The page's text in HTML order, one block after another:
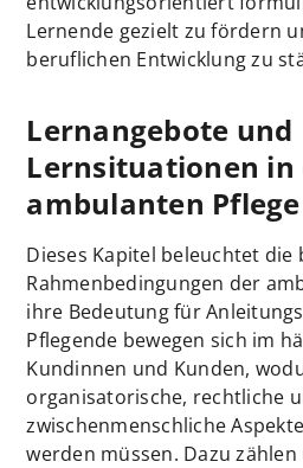
Lernende gezielt zu fördern
beruflichen Entwicklung zu
Lernangebote und
Lernsituationen in
ambulanten Pflege
Dieses Kapitel beleuchtet die
Rahmenbedingungen der
ihre Bedeutung für
Pflegende bewegen sich im
Kundinnen und Kunden,
organisatorische, rechtliche
zwischenmenschliche
werden müssen. Dazu